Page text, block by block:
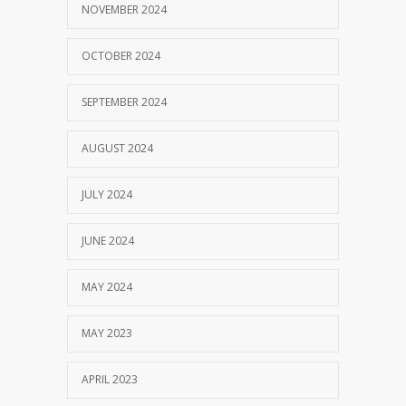
NOVEMBER 2024
OCTOBER 2024
SEPTEMBER 2024
AUGUST 2024
JULY 2024
JUNE 2024
MAY 2024
MAY 2023
APRIL 2023